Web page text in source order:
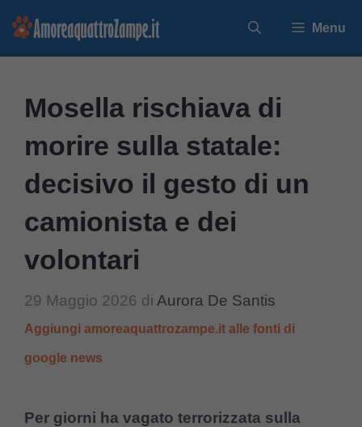
Vai
Menu
Mosella rischiava di
morire sulla statale:
decisivo il gesto di un
camionista e dei
volontari
29 Maggio 2026 di Aurora De Santis
Aggiungi amoreaquattrozampe.it alle fonti di
google news
Per giorni ha vagato terrorizzata sulla